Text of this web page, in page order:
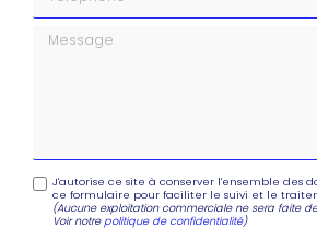
Message
J'autorise ce site à conserver l'ensemble des
ce formulaire pour faciliter le suivi et le
(Aucune exploitation commerciale ne sera faite
Voir notrepolitique de confidentialité)